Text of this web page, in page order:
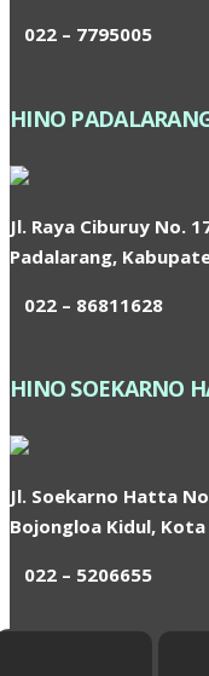
022 – 7795005
HINO
Jl. Raya Ciburuy No.
Padalarang,
022 – 86811628
HINO SOEKARNO
Jl. Soekarno Hatta
Bojongloa Kidul,
022 – 5206655